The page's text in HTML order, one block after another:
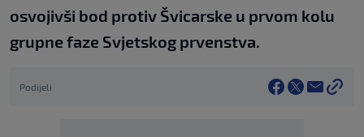
osvojivši bod protiv Švicarske u prvom kolu
grupne faze Svjetskog prvenstva.
Podijeli